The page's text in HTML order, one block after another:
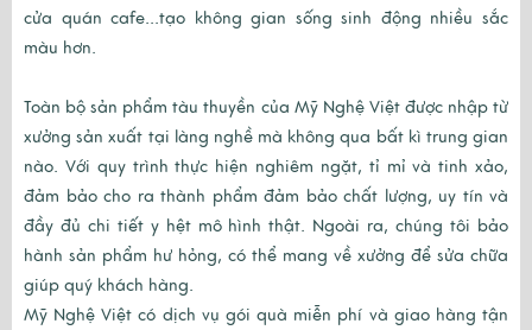
cửa quán cafe...tạo không gian sống sinh động nhiều sắc
màu hơn.
Toàn bộ sản phẩm tàu thuyền của Mỹ Nghệ Việt được nhập từ
xưởng sản xuất tại làng nghề mà không qua bất kì trung gian
nào. Với quy trình thực hiện nghiêm ngặt, tỉ mỉ và tinh xảo,
đảm bảo cho ra thành phẩm đảm bảo chất lượng, uy tín và
đầy đủ chi tiết y hệt mô hình thật. Ngoài ra, chúng tôi bảo
hành sản phẩm hư hỏng, có thể mang về xưởng để sửa chữa
giúp quý khách hàng.
Mỹ Nghệ Việt có dịch vụ gói quà miễn phí và giao hàng tận